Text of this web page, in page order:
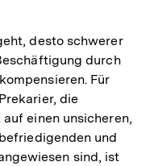
desto schwerer
durch
Für
die
einen unsicheren,
und
sind, ist